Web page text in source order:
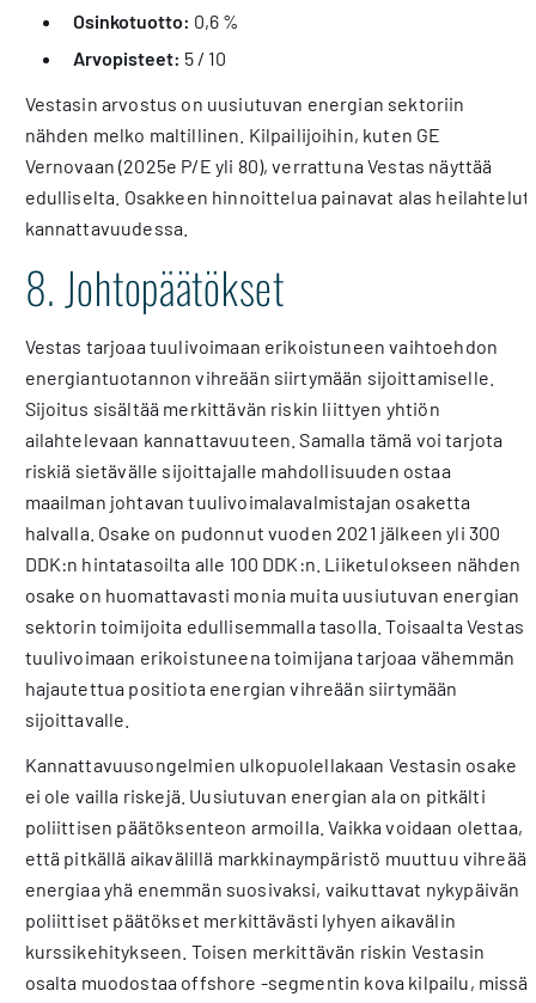
Osinkotuotto: 0,6 %
Arvopisteet: 5 / 10
Vestasin arvostus on uusiutuvan energian sektoriin
nähden melko maltillinen. Kilpailijoihin, kuten GE
Vernovaan (2025e P/E yli 80), verrattuna Vestas näyttää
edulliselta. Osakkeen hinnoittelua painavat alas heilahtelut
kannattavuudessa.
8. Johtopäätökset
Vestas tarjoaa tuulivoimaan erikoistuneen vaihtoehdon
energiantuotannon vihreään siirtymään sijoittamiselle.
Sijoitus sisältää merkittävän riskin liittyen yhtiön
ailahtelevaan kannattavuuteen. Samalla tämä voi tarjota
riskiä sietävälle sijoittajalle mahdollisuuden ostaa
maailman johtavan tuulivoimalavalmistajan osaketta
halvalla. Osake on pudonnut vuoden 2021 jälkeen yli 300
DDK:n hintatasoilta alle 100 DDK:n. Liiketulokseen nähden
osake on huomattavasti monia muita uusiutuvan energian
sektorin toimijoita edullisemmalla tasolla. Toisaalta Vestas
tuulivoimaan erikoistuneena toimijana tarjoaa vähemmän
hajautettua positiota energian vihreään siirtymään
sijoittavalle.
Kannattavuusongelmien ulkopuolellakaan Vestasin osake
ei ole vailla riskejä. Uusiutuvan energian ala on pitkälti
poliittisen päätöksenteon armoilla. Vaikka voidaan olettaa,
että pitkällä aikavälillä markkinaympäristö muuttuu vihreää
energiaa yhä enemmän suosivaksi, vaikuttavat nykypäivän
poliittiset päätökset merkittävästi lyhyen aikavälin
kurssikehitykseen. Toisen merkittävän riskin Vestasin
osalta muodostaa offshore -segmentin kova kilpailu, missä